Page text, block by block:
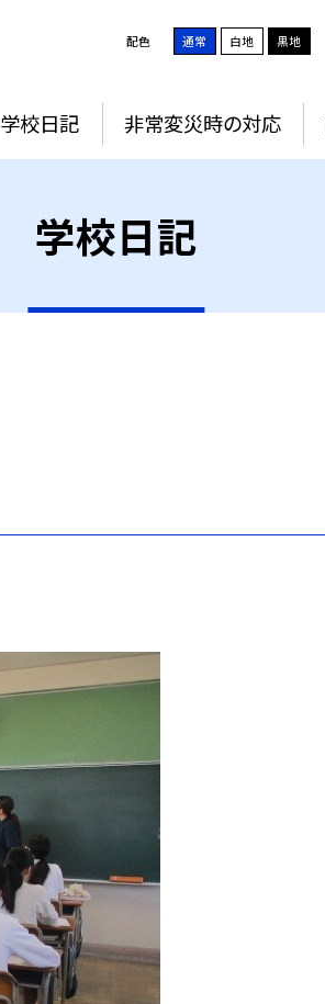
配色 通常 白地 黒地
学校日記 非常変災時の対応
学校日記